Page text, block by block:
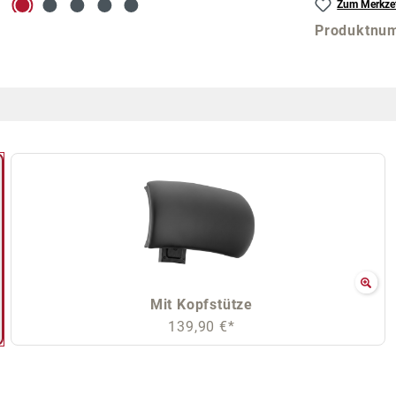
Zum
Mit Kopfstütze
139,90 €*